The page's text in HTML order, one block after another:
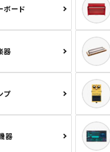
ボード
器
プ
器